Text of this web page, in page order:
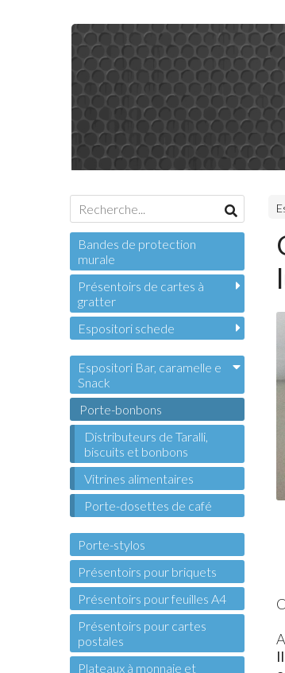
Bandes de protection
murale
Présentoirs de cartes à
gratter
Espositori schede
Espositori Bar, caramelle e
Snack
Porte-bonbons
Distributeurs de Taralli,
biscuits et bonbons
Vitrines alimentaires
Porte-dosettes de café
Porte-stylos
Présentoirs pour briquets
Présentoirs pour feuilles A4
Présentoirs pour cartes
postales
Plateaux à monnaie et